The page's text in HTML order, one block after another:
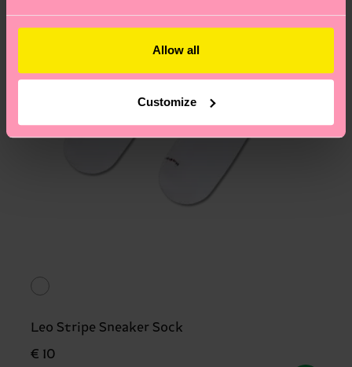
Allow all
Customize
Leo Stripe Sneaker Sock
€ 10